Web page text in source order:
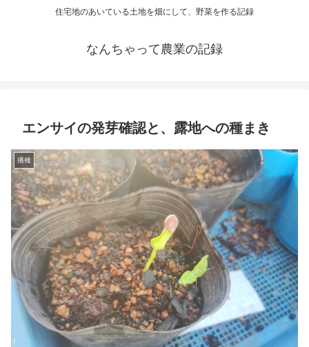
住宅地のあいている土地を畑にして、野菜を作る記録
なんちゃって農業の記録
エンサイの発芽確認と、露地への種まき
播種